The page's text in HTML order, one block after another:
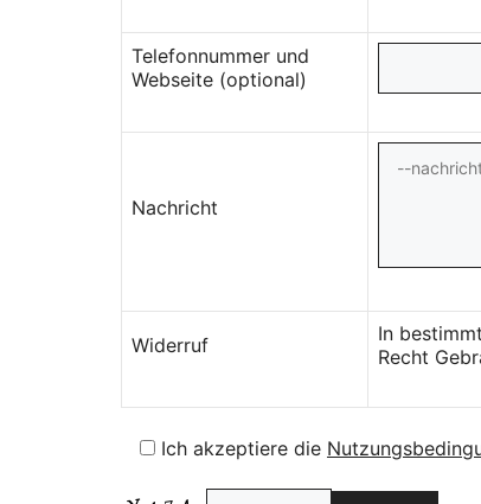
Telefonnummer und
Webseite (optional)
Nachricht
Widerruf
In
Recht
Ich akzeptiere die